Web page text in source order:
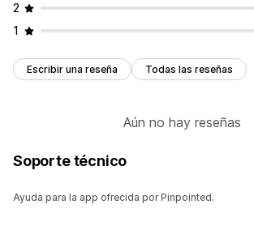
2
1
Escribir una reseña Todas las reseñas
Aún no hay reseñas
Soporte técnico
Ayuda para la app ofrecida por Pinpointed.